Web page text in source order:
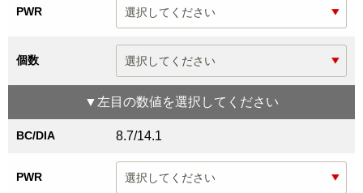
PWR
個数
▼ 左目 の数値を選択してください
BC/DIA 8.7/14.1
PWR